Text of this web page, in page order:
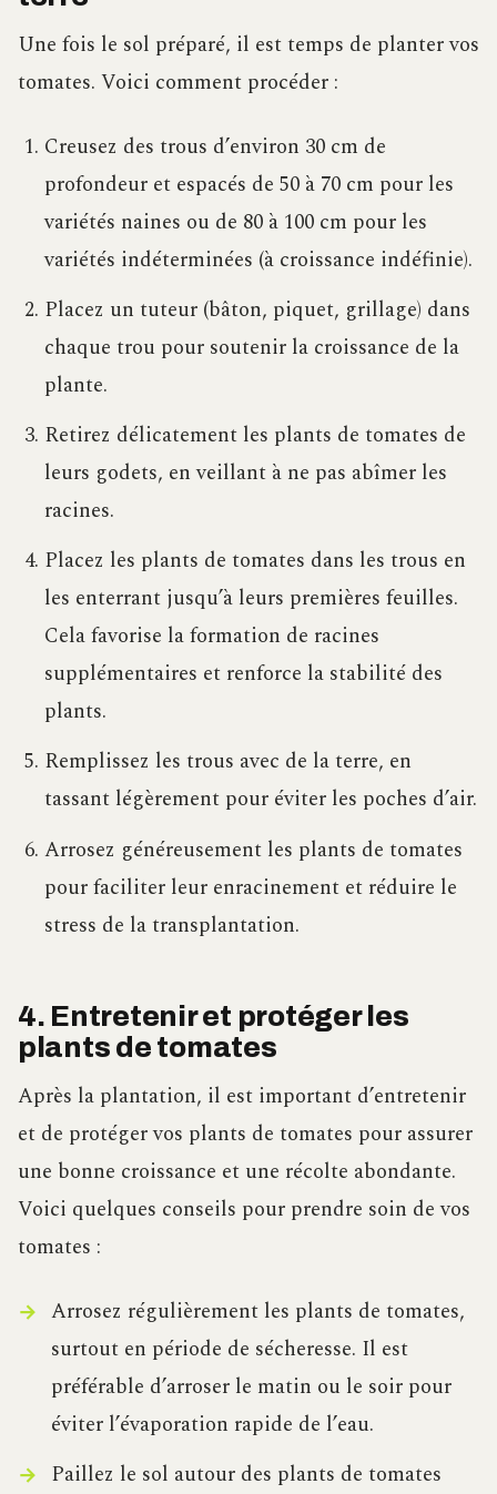
Une fois le sol préparé, il est temps de planter vos
tomates. Voici comment procéder :
Creusez des trous d’environ 30 cm de
profondeur et espacés de 50 à 70 cm pour les
variétés naines ou de 80 à 100 cm pour les
variétés indéterminées (à croissance indéfinie).
Placez un tuteur (bâton, piquet, grillage) dans
chaque trou pour soutenir la croissance de la
plante.
Retirez délicatement les plants de tomates de
leurs godets, en veillant à ne pas abîmer les
racines.
Placez les plants de tomates dans les trous en
les enterrant jusqu’à leurs premières feuilles.
Cela favorise la formation de racines
supplémentaires et renforce la stabilité des
plants.
Remplissez les trous avec de la terre, en
tassant légèrement pour éviter les poches d’air.
Arrosez généreusement les plants de tomates
pour faciliter leur enracinement et réduire le
stress de la transplantation.
4. Entretenir et protéger les
plants de tomates
Après la plantation, il est important d’entretenir
et de protéger vos plants de tomates pour assurer
une bonne croissance et une récolte abondante.
Voici quelques conseils pour prendre soin de vos
tomates :
Arrosez régulièrement les plants de tomates,
surtout en période de sécheresse. Il est
préférable d’arroser le matin ou le soir pour
éviter l’évaporation rapide de l’eau.
Paillez le sol autour des plants de tomates